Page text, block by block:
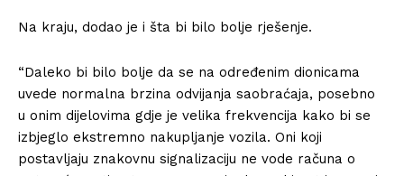
Na kraju, dodao je i šta bi bilo bolje rješenje.
“Daleko bi bilo bolje da se na određenim dionicama
uvede normalna brzina odvijanja saobraćaja, posebno
u onim dijelovima gdje je velika frekvencija kako bi se
izbjeglo ekstremno nakupljanje vozila. Oni koji
postavljaju znakovnu signalizaciju ne vode računa o